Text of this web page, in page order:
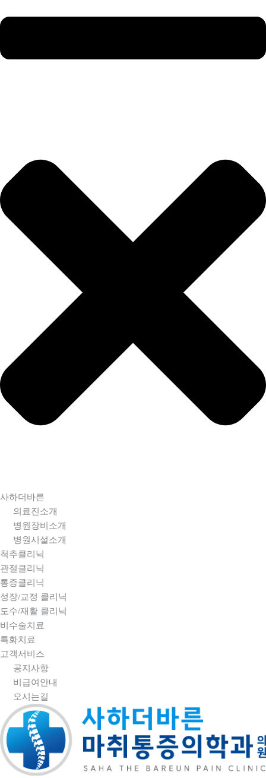
사하더바른
의료진소개
병원장비소개
병원시설소개
척추클리닉
관절클리닉
통증클리닉
성장/교정 클리닉
도수/재활 클리닉
비수술치료
특화치료
고객서비스
공지사항
비급여안내
오시는길